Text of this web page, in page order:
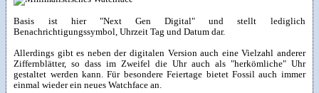
Basis ist hier "Next Gen Digital" und stellt lediglich
Benachrichtigungssymbol, Uhrzeit Tag und Datum dar.
Allerdings gibt es neben der digitalen Version auch eine Vielzahl anderer
Ziffernblätter, so dass im Zweifel die Uhr auch als "herkömliche" Uhr
gestaltet werden kann. Für besondere Feiertage bietet Fossil auch immer
einmal wieder ein neues Watchface an.